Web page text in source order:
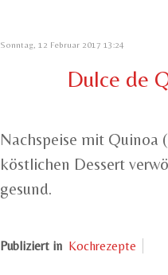
Sonntag, 12 Februar 2017 13:24
Dulce de
Nachspeise mit Quinoa
köstlichen Dessert
gesund.
Publiziert in Kochrezepte